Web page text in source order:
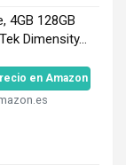
4GB 128GB
Dimensity...
en Amazon